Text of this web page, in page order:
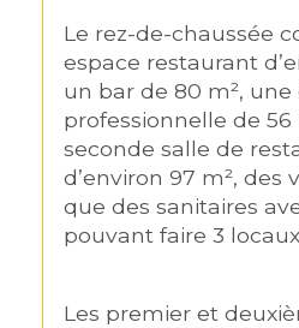
Le rez-de-chaussée
espace restaurant
un bar de 80 m², une
professionnelle de 56
seconde salle de
d’environ 97 m², des
que des sanitaires
pouvant faire 3
Les premier et